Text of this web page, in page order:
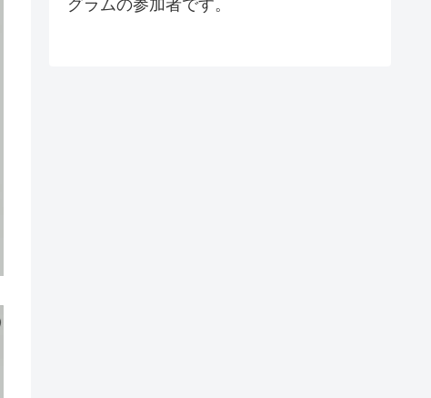
グラムの参加者です。